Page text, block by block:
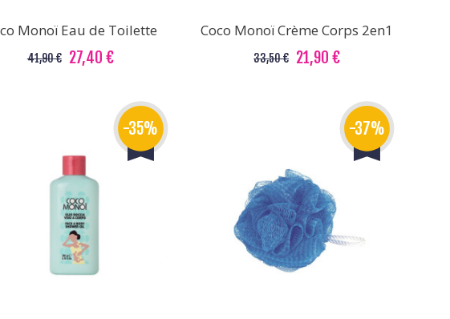
Monoï Eau de Toilette
41,90 € 27,40 €
Coco Monoï Crème Corps 2en1
33,50 € 21,90 €
-35% -37%